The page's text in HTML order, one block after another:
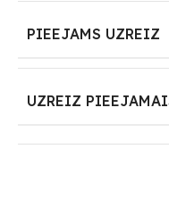
PIEEJAMS UZREIZ
UZREIZ